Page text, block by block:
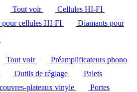
Tout voir
Cellules HI-FI
pour cellules HI-FI
Diamants pour
Tout voir
Préamplificateurs phono
Outils de réglage
Palets
plateaux vinyle
Portes